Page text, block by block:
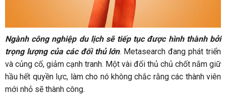
Ngành công nghiệp du lịch sẽ tiếp tục được hình thành bởi
trọng lượng của các đối thủ lớn. Metasearch đang phát triển
và củng cố, giảm cạnh tranh. Một vài đối thủ chủ chốt nắm giữ
hầu hết quyền lực, làm cho nó không chắc rằng các thành viên
mới nhỏ sẽ thành công.